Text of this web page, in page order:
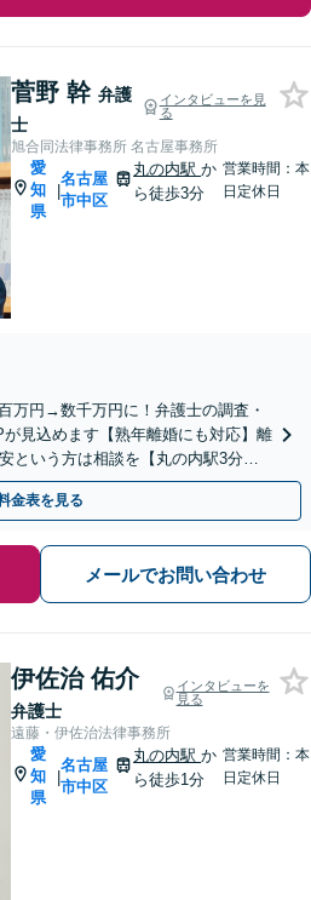
菅野 幹 弁護
士
インタビューを見
る
旭合同法律事務所 名古屋事務所
愛
知
県
|
名古屋
市中区
丸の内駅か
ら徒歩3分
営業時間：本
日定休日
万円→数千万円に！弁護士の調査・
見込めます【熟年離婚にも対応】離
という方は相談を【丸の内駅3分】
金表を見る
メールでお問い合わせ
伊佐治 佑介
弁護士
インタビューを
見る
遠藤・伊佐治法律事務所
愛
知
県
|
名古屋
市中区
丸の内駅か
ら徒歩1分
営業時間：本
日定休日